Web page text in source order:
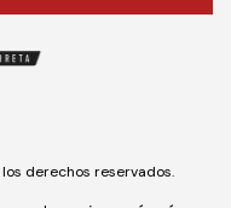
derechos reservados.